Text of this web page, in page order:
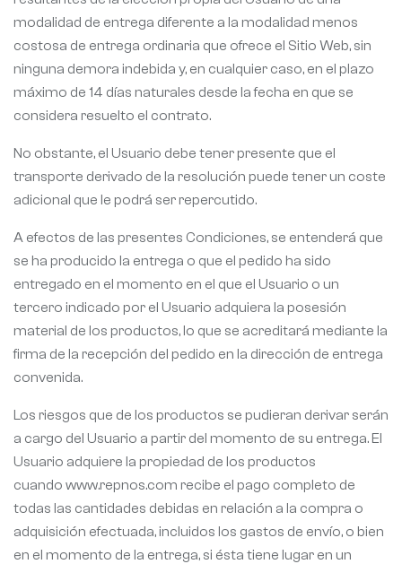
modalidad de entrega diferente a la modalidad menos
costosa de entrega ordinaria que ofrece el Sitio Web, sin
ninguna demora indebida y, en cualquier caso, en el plazo
máximo de 14 días naturales desde la fecha en que se
considera resuelto el contrato.
No obstante, el Usuario debe tener presente que el
transporte derivado de la resolución puede tener un coste
adicional que le podrá ser repercutido.
A efectos de las presentes Condiciones, se entenderá que
se ha producido la entrega o que el pedido ha sido
entregado en el momento en el que el Usuario o un
tercero indicado por el Usuario adquiera la posesión
material de los productos, lo que se acreditará mediante la
firma de la recepción del pedido en la dirección de entrega
convenida.
Los riesgos que de los productos se pudieran derivar serán
a cargo del Usuario a partir del momento de su entrega. El
Usuario adquiere la propiedad de los productos
cuando www.repnos.com recibe el pago completo de
todas las cantidades debidas en relación a la compra o
adquisición efectuada, incluidos los gastos de envío, o bien
en el momento de la entrega, si ésta tiene lugar en un